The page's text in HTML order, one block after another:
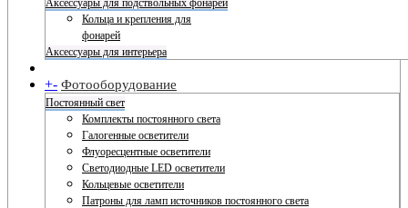
Аксессуары для подствольных фонарей
Кольца и крепления для
фонарей
Аксессуары для интерьера
+- Фотооборудование
Постоянный свет
Комплекты постоянного света
Галогенные осветители
Флуоресцентные осветители
Светодиодные LED осветители
Кольцевые осветители
Патроны для ламп источников постоянного света